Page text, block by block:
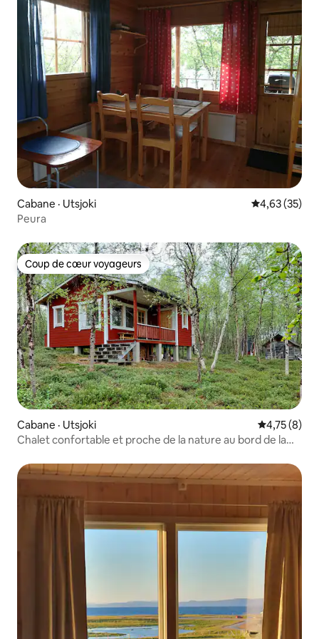
Cabane · Utsjoki Note
4,63 (35)
Peura
Coup de cœur voyageurs
Coup de cœur voyageurs
Cabane · Utsjoki Note
4,75 (8)
Chalet confortable et proche de la nature au bord de la